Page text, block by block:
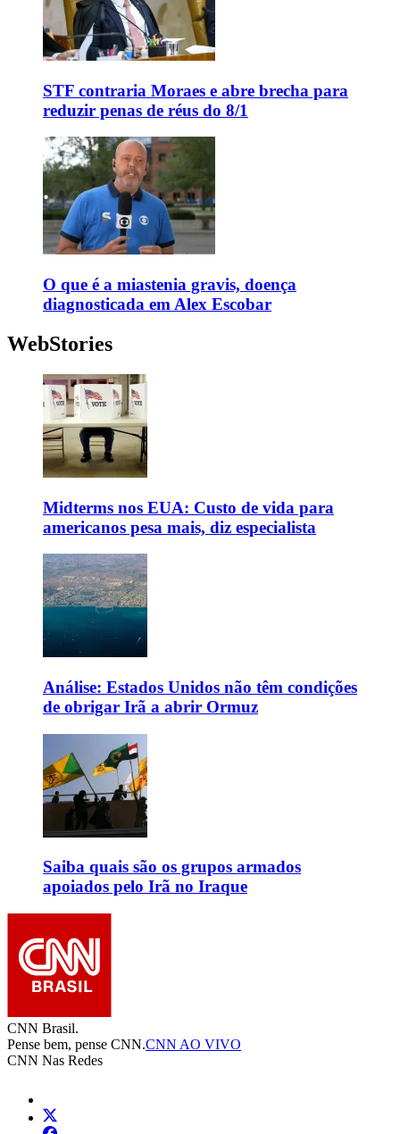
STF contraria Moraes e abre brecha para
reduzir penas de réus do 8/1
O que é a miastenia gravis, doença
diagnosticada em Alex Escobar
WebStories
Midterms nos EUA: Custo de vida para
americanos pesa mais, diz especialista
Análise: Estados Unidos não têm condições
de obrigar Irã a abrir Ormuz
Saiba quais são os grupos armados
apoiados pelo Irã no Iraque
CNN Brasil.
Pense bem, pense CNN.CNN AO VIVO
CNN Nas Redes